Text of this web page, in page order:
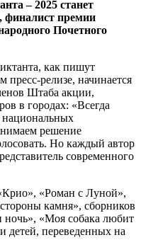
– 2025 станет
финалист премии
Почетного
как пишут
релизе, начинается
Штаба акции,
в городах: «Всегда
решение
Но каждый автор
современного
«Роман с Луной»,
камня», сборников
ночь», «Моя собака любит
детей, переведенных на